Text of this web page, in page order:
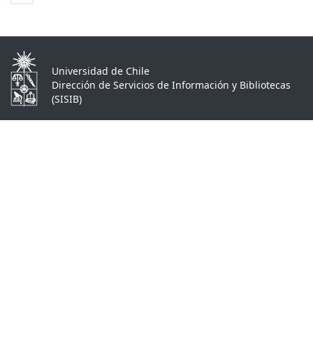
Universidad de Chile
Dirección de Servicios de Información y Bibliotecas
(SISIB)